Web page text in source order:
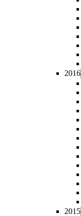
2016
2015